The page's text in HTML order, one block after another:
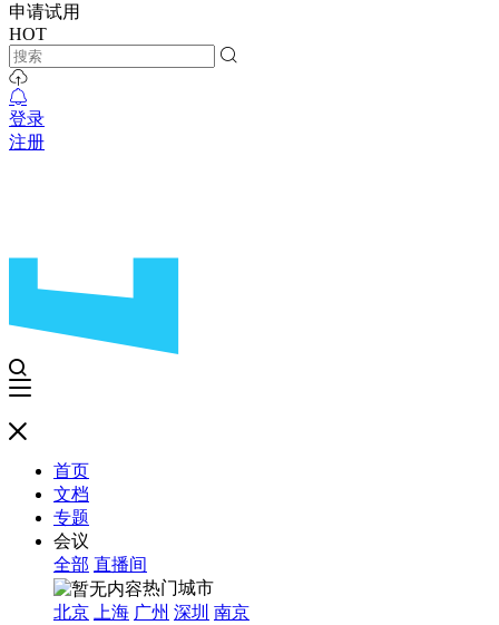
申请试用
HOT
登录
注册
首页
文档
专题
会议
全部 直播间
热门城市
北京
上海 广州 深圳 南京